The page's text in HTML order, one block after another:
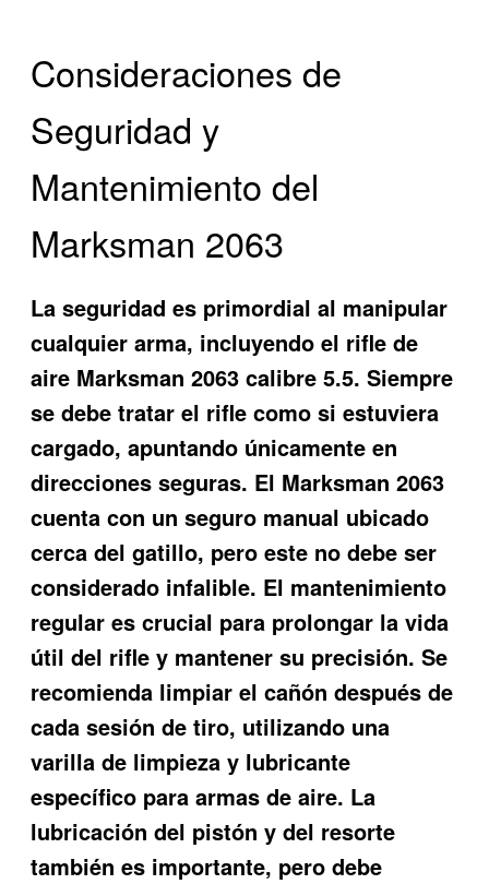
Consideraciones de
Seguridad y
Mantenimiento del
Marksman 2063
La seguridad es primordial al manipular
cualquier arma, incluyendo el rifle de
aire Marksman 2063 calibre 5.5. Siempre
se debe tratar el rifle como si estuviera
cargado, apuntando únicamente en
direcciones seguras. El Marksman 2063
cuenta con un seguro manual ubicado
cerca del gatillo, pero este no debe ser
considerado infalible. El mantenimiento
regular es crucial para prolongar la vida
útil del rifle y mantener su precisión. Se
recomienda limpiar el cañón después de
cada sesión de tiro, utilizando una
varilla de limpieza y lubricante
específico para armas de aire. La
lubricación del pistón y del resorte
también es importante, pero debe